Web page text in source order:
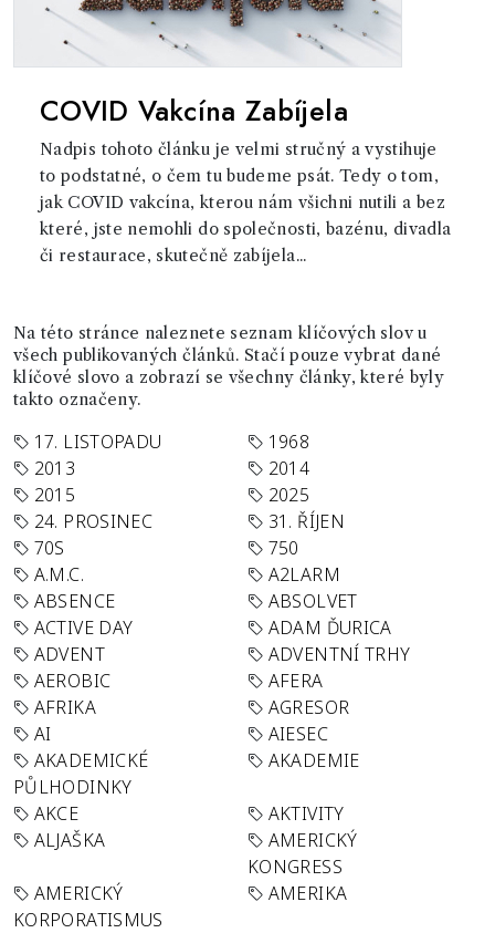
COVID Vakcína Zabíjela
Nadpis tohoto článku je velmi stručný a vystihuje
to podstatné, o čem tu budeme psát. Tedy o tom,
jak COVID vakcína, kterou nám všichni nutili a bez
které, jste nemohli do společnosti, bazénu, divadla
či restaurace, skutečně zabíjela...
Na této stránce naleznete seznam klíčových slov u
všech publikovaných článků. Stačí pouze vybrat dané
klíčové slovo a zobrazí se všechny články, které byly
takto označeny.
17. LISTOPADU
1968
2013
2014
2015
2025
24. PROSINEC
31. ŘÍJEN
70S
750
A.M.C.
A2LARM
ABSENCE
ABSOLVET
ACTIVE DAY
ADAM ĎURICA
ADVENT
ADVENTNÍ TRHY
AEROBIC
AFERA
AFRIKA
AGRESOR
AI
AIESEC
AKADEMICKÉ
PŮLHODINKY
AKADEMIE
AKCE
AKTIVITY
ALJAŠKA
AMERICKÝ
KONGRESS
AMERICKÝ
KORPORATISMUS
AMERIKA